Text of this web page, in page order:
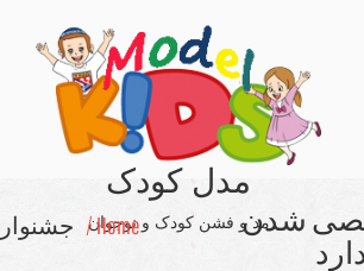
مدل کودک
مد و فشن کودک و نوجوان
Home /
شدن